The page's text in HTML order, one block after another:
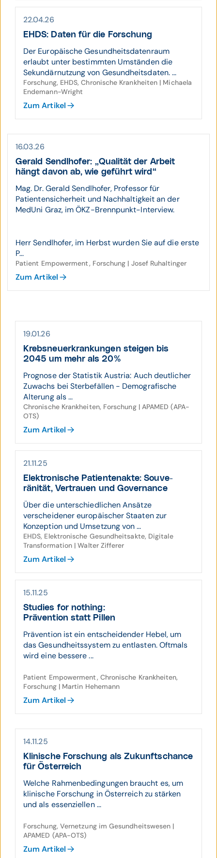
22.04.26
EHDS: Daten für die Forschung
Der Europäische Gesundheitsdatenraum
erlaubt unter bestimmten Umständen die
Sekundärnutzung von Gesundheitsdaten. ...
Forschung, EHDS, Chronische Krankheiten | Michaela
Endemann-Wright
Zum Artikel
16.03.26
Gerald Sendlhofer: „Qualität der Arbeit
hängt davon ab, wie geführt wird“
Mag. Dr. Gerald Sendlhofer, Professor für
Patientensicherheit und Nachhaltigkeit an der
MedUni Graz, im ÖKZ-Brennpunkt-Interview.
Herr Sendlhofer, im Herbst wurden Sie auf die erste
P...
Patient Empowerment, Forschung | Josef Ruhaltinger
Zum Artikel
19.01.26
Krebs­neu­erkran­kungen steigen bis
2045 um mehr als 20%
Prognose der Statistik Austria: Auch deutlicher
Zuwachs bei Sterbefällen - Demografische
Alterung als ...
Chronische Krankheiten, Forschung | APAMED (APA-
OTS)
Zum Artikel
21.11.25
Elektro­nische Patienten­akte: Souve­
ränität, Vertrauen und Governance
Über die unterschiedlichen Ansätze
verscheidener europäischer Staaten zur
Konzeption und Umsetzung von ...
EHDS, Elektronische Gesundheitsakte, Digitale
Transformation | Walter Zifferer
Zum Artikel
15.11.25
Studies for nothing:
Prävention statt Pillen
Prävention ist ein entscheidender Hebel, um
das Gesundheitssystem zu entlasten. Oftmals
wird eine bessere ...
Patient Empowerment, Chronische Krankheiten,
Forschung | Martin Hehemann
Zum Artikel
14.11.25
Klinische Forschung als Zukunfts­chance
für Österreich
Welche Rahmenbedingungen braucht es, um
klinische Forschung in Österreich zu stärken
und als essenziellen ...
Forschung, Vernetzung im Gesundheitswesen |
APAMED (APA-OTS)
Zum Artikel